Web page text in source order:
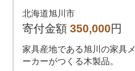
ド メープル_00345
北海道旭川市
寄付金額 350,000円
家具産地である旭川の家具メ
ーカーがつくる木製品。